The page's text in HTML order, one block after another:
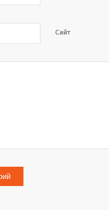
Сайт